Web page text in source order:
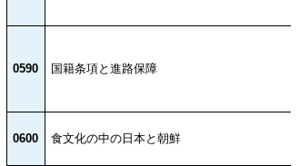
0590 国籍条項と進路保障
0600 食文化の中の日本と朝鮮